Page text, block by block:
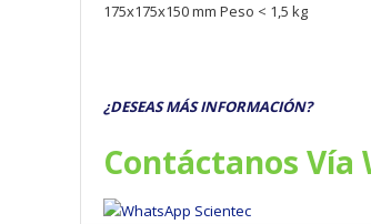
175x175x150 mm Peso < 1,5 kg
¿DESEAS MÁS INFORMACIÓN?
Contáctanos Vía